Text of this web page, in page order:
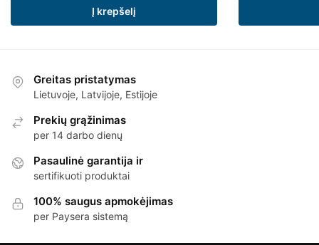
Į krepšelį
Greitas pristatymas
Lietuvoje, Latvijoje, Estijoje
Prekių grąžinimas
per 14 darbo dienų
Pasaulinė garantija ir
sertifikuoti produktai
100% saugus apmokėjimas
per Paysera sistemą